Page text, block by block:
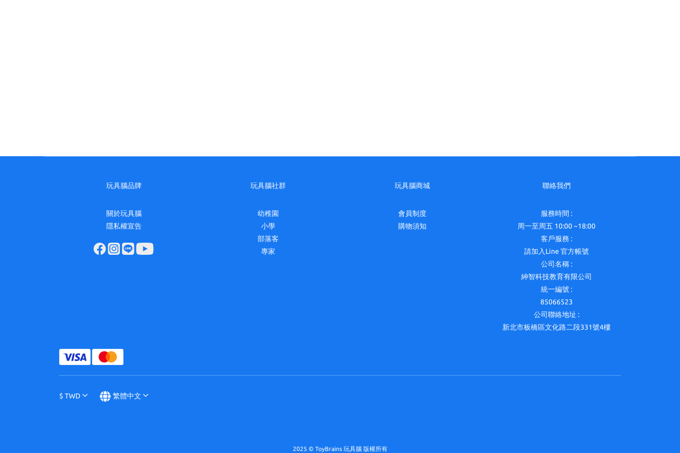
玩具腦品牌
關於玩具腦
隱私權宣告
玩具腦社群
幼稚園
小學
部落客
專家
玩具腦商城
會員制度
購物須知
聯絡我們
服務時間 :
周一至周五 10:00 ~18:00
客戶服務 :
請加入Line 官方帳號
公司名稱 :
紳智科技教育有限公司
統一編號 :
85066523
公司聯絡地址 :
新北市板橋區文化路二段331號4樓
$ TWD 繁體中文
2025 © ToyBrains 玩具腦 版權所有